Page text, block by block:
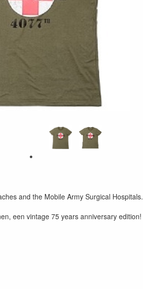
and the Mobile Army Surgical Hospitals.
een vintage 75 years anniversary edition!